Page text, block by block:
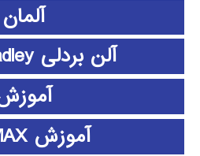
آلمان
آلن بردلی Allen bradley
آموزش 3D MAX